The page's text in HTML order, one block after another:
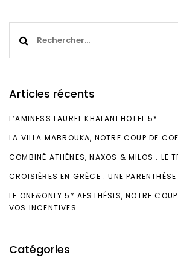
Articles récents
L’AMINESS LAUREL KHALANI HOTEL 5*
LA VILLA MABROUKA, NOTRE COUP DE
COMBINÉ ATHÈNES, NAXOS & MILOS : LE
CROISIÈRES EN GRÈCE : UNE PARENTHÈSE
LE ONE&ONLY 5* AESTHÉSIS, NOTRE
VOS INCENTIVES
Catégories